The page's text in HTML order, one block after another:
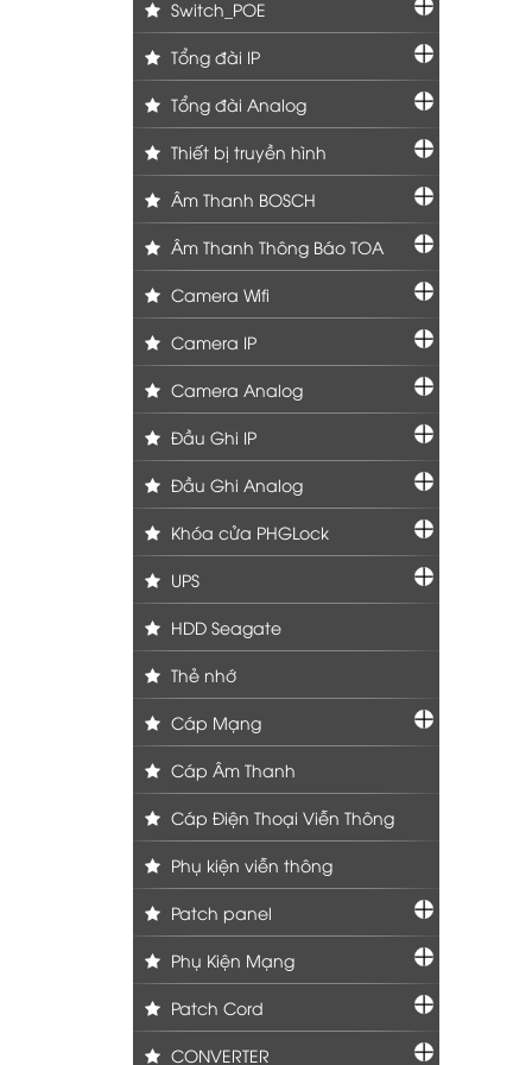
Switch_POE
Tổng đài IP
Tổng đài Analog
Thiết bị truyền hình
Âm Thanh BOSCH
Âm Thanh Thông Báo TOA
Camera Wifi
Camera IP
Camera Analog
Đầu Ghi IP
Đầu Ghi Analog
Khóa cửa PHGLock
UPS
HDD Seagate
Thẻ nhớ
Cáp Mạng
Cáp Âm Thanh
Cáp Điện Thoại Viễn Thông
Phụ kiện viễn thông
Patch panel
Phụ Kiện Mạng
Patch Cord
CONVERTER